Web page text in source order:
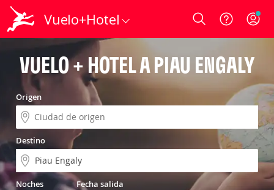
Vuelo+Hotel Login
VUELO + HOTEL A PIAU ENGALY
Origen
Destino
Noches Fecha salida